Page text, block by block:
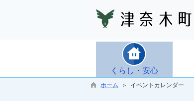
くらし・安心
ホーム ＞ イベントカレンダー